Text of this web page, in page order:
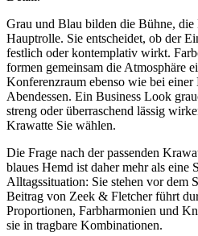
Grau und Blau bilden die Bühne,
Hauptrolle. Sie entscheidet, ob der
festlich oder kontemplativ wirkt.
formen gemeinsam die Atmosphäre
Konferenzraum ebenso wie bei
Abendessen. Ein Business Look
streng oder überraschend lässig
Krawatte Sie wählen.
Die Frage nach der passenden
blaues Hemd ist daher mehr als eine
Alltagssituation: Sie stehen vor dem
Beitrag von Zeek & Fletcher führt
Proportionen, Farbharmonien und
sie in tragbare Kombinationen.